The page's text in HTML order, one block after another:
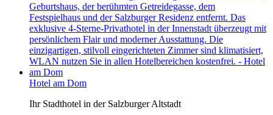
Hotel am Dom
Ihr Stadthotel in der Salzburger Altstadt